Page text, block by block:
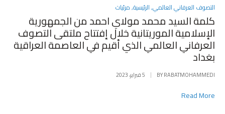
POSTED
IN
التصوف العرفاني العالمي,الرئيسية,مرئيات
كلمة السيد محمد مولاي احمد من الجمهورية
الإسلامية الموريتانية خلال إفتتاح ملتقى التصوف
العرفاني العالمي الذي أقيم في العاصمة العراقية
بغداد
BYRABATMOHAMMEDI 5 فبراير، 2023
Read More